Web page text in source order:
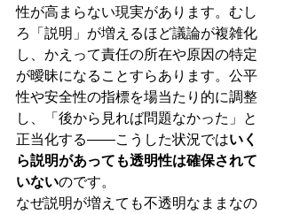
性が高まらない現実があります。むし
ろ「説明」が増えるほど議論が複雑化
し、かえって責任の所在や原因の特定
が曖昧になることすらあります。公平
性や安全性の指標を場当たり的に調整
し、「後から見れば問題なかった」と
正当化する――こうした状況ではいく
ら説明があっても透明性は確保されて
いないのです。
なぜ説明が増えても不透明なままなの